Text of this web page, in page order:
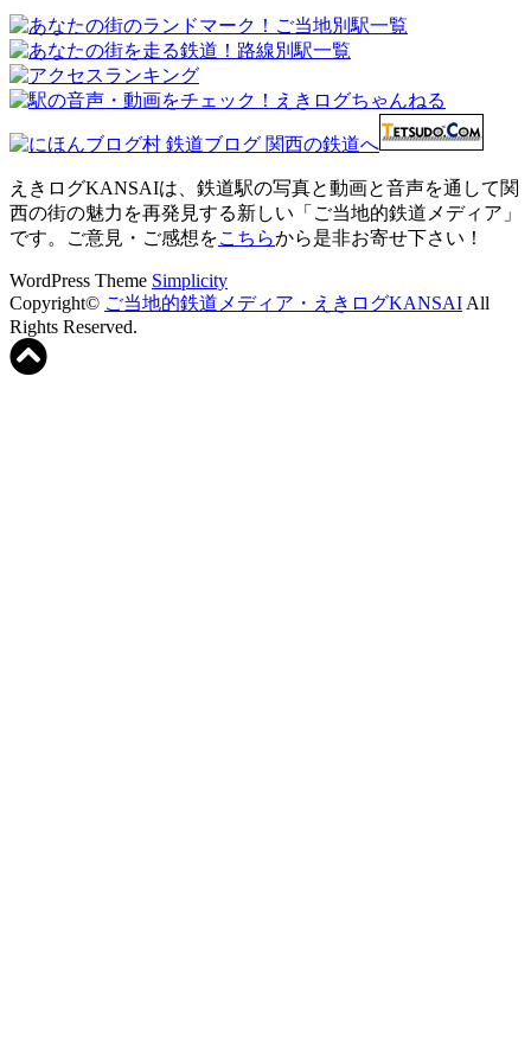
えきログKANSAIは、鉄道駅の写真と動画と音声を通して関
西の街の魅力を再発見する新しい「ご当地的鉄道メディア」
です。ご意見・ご感想をこちらから是非お寄せ下さい！
WordPress Theme Simplicity
Copyright© ご当地的鉄道メディア・えきログKANSAI All
Rights Reserved.